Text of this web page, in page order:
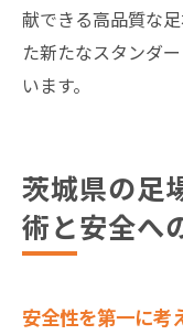
献できる高品質な
た新たなスタンダ
います。
茨城県の足
術と安全へ
安全性を第一に考